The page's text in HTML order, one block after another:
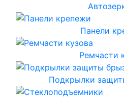
Панели
Ремчасти
Подкрылки